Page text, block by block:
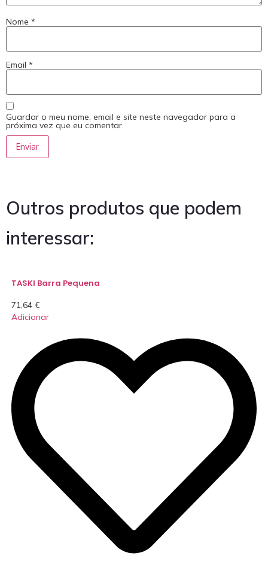
Nome *
Email *
Guardar o meu nome, email e site neste navegador para a
próxima vez que eu comentar.
Outros produtos que podem
interessar:
TASKI Barra Pequena
71,64 €
Adicionar